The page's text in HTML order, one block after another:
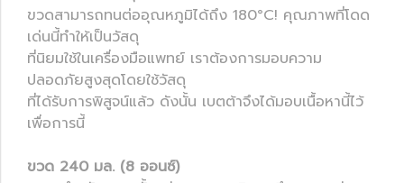
ขวดสามารถทนต่ออุณหภูมิได้ถึง 180°C! คุณภาพที่โดด
เด่นนี้ทำให้เป็นวัสดุ
ที่นิยมใช้ในเครื่องมือแพทย์ เราต้องการมอบความ
ปลอดภัยสูงสุดโดยใช้วัสดุ
ที่ได้รับการพิสูจน์แล้ว ดังนั้น เบตต้าจึงได้มอบเนื้อหานี้ไว้
เพื่อการนี้
ขวด 240 มล. (8 ออนซ์)